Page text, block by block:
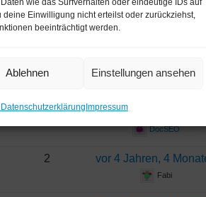
Einwilligung nicht erteilst oder zurückziehst,
beeinträchtigt werden.
Ablehnen Einstellungen ansehen
DatenschutzerklärungImpressum
2 vor 4 Jahren, 4
vor 1 Jahr, 1 Monat
2 vor 12 Jahren, 12
DocSEO
2 vor 4 Jahren, 4
Fabi